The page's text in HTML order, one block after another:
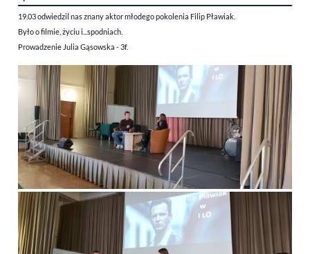
19.03 odwiedzil nas znany aktor młodego pokolenia Filip Pławiak.
Było o filmie, życiu i...spodniach.
Prowadzenie Julia Gąsowska - 3f.